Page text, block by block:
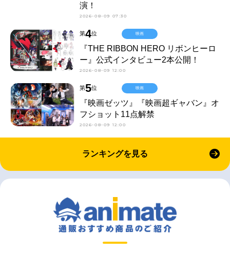
演！
2026-08-09 07:30
第4位
『THE RIBBON HERO リボンヒーロ
ー』公式インタビュー2本公開！
2026-08-09 12:00
映画
第5位
『映画ゼッツ』『映画超ギャバン』オ
フショット11点解禁
2026-08-09 12:00
映画
ランキングを見る